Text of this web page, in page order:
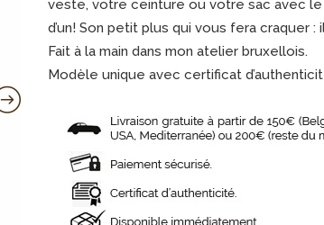
veste, votre ceinture ou votre sac avec le
d’un! Son petit plus qui vous fera
Fait à la main dans mon atelier bruxellois.
Modèle unique avec certificat